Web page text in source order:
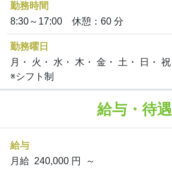
勤務時間
8:30～17:00 休憩：60 分
勤務曜日
月・ 火・ 水・ 木・ 金・ 土・ 日・ 祝
※シフト制
給与・待遇
給与
月給 240,000 円 ～